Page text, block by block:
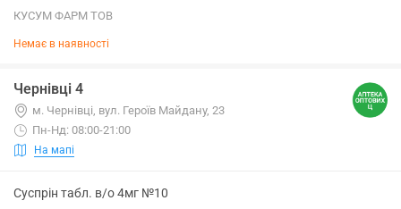
КУСУМ ФАРМ ТОВ
Немає в наявності
Чернівці 4
м. Чернівці, вул. Героїв Майдану, 23
Пн-Нд: 08:00-21:00
На мапі
Суспрін табл. в/о 4мг №10